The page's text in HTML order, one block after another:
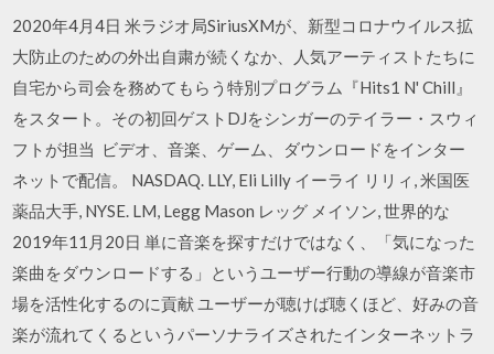
2020年4月4日 米ラジオ局SiriusXMが、新型コロナウイルス拡
大防止のための外出自粛が続くなか、人気アーティストたちに
自宅から司会を務めてもらう特別プログラム『Hits1 N' Chill』
をスタート。その初回ゲストDJをシンガーのテイラー・スウィ
フトが担当 ビデオ、音楽、ゲーム、ダウンロードをインター
ネットで配信。 NASDAQ. LLY, Eli Lilly イーライ リリィ, 米国医
薬品大手, NYSE. LM, Legg Mason レッグ メイソン, 世界的な
2019年11月20日 単に音楽を探すだけではなく、「気になった
楽曲をダウンロードする」というユーザー行動の導線が音楽市
場を活性化するのに貢献 ユーザーが聴けば聴くほど、好みの音
楽が流れてくるというパーソナライズされたインターネットラ